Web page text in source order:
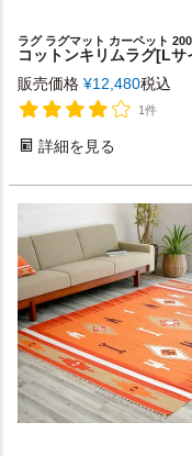
販売価格 ¥12,480税込
1件
詳細を見る